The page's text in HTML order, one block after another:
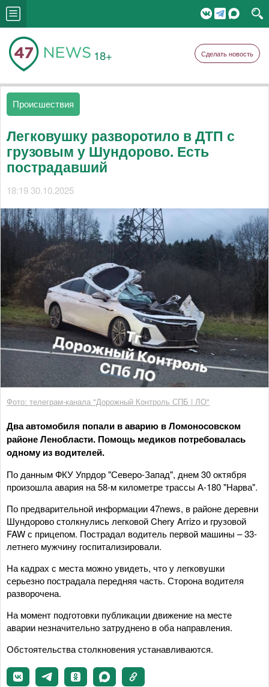
18+ Сделать новость
Происшествия
Легковушку разворотило в ДТП с
грузовым у Шундорово. Есть
пострадавший
18:19 30.10.2025
Фото: телеграм-канала "Дорожный Контроль СПБ | ЛО"
Два автомобиля попали в аварию в Ломоносовском
районе Ленобласти. Помощь медиков потребовалась
одному из водителей.
По данным ФКУ Упрдор "Северо-Запад", днем 30 октября
произошла авария на 58-м километре трассы А-180 "Нарва".
По предварительной информации 47news, в районе деревни
Шундорово столкнулись легковой Chery Arrizo и грузовой
FAW с прицепом. Пострадал водитель первой машины – 33-
летнего мужчину госпитализировали.
На кадрах с места можно увидеть, что у легковушки
серьезно пострадала передняя часть. Сторона водителя
разворочена.
На момент подготовки публикации движение на месте
аварии незначительно затруднено в оба направления.
Обстоятельства столкновения устанавливаются.